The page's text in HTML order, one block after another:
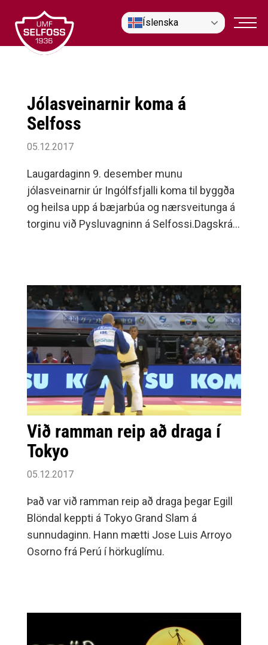
efni
Íslenska
Jólasveinarnir koma á
Selfoss
05.12.2017
Laugardaginn 9. desember munu
jólasveinarnir úr Ingólfsfjalli koma til byggða
og heilsa upp á bæjarbúa og nærsveitunga á
torginu við Pysluvagninn á Selfossi.Dagskráin
Við ramman reip að draga í
Tokyo
05.12.2017
Það var við ramman reip að draga þegar Egill
Blöndal keppti á Tokyo Grand Slam á
sunnudaginn. Hann mætti Jose Luis Arroyo
Osorno frá Perú í hörkuglímu.